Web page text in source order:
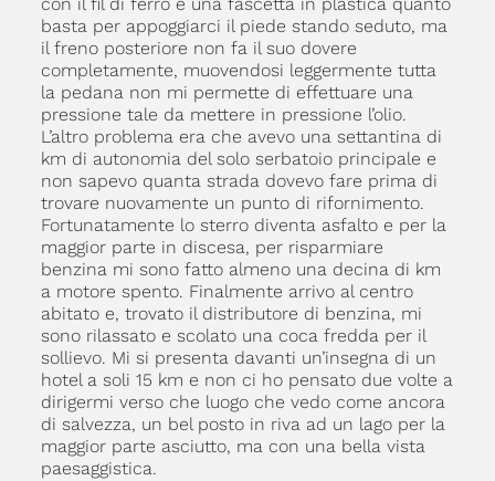
basta per appoggiarci il piede stando seduto, ma
il freno posteriore non fa il suo dovere
completamente, muovendosi leggermente tutta
la pedana non mi permette di effettuare una
pressione tale da mettere in pressione l’olio.
L’altro problema era che avevo una settantina di
km di autonomia del solo serbatoio principale e
non sapevo quanta strada dovevo fare prima di
trovare nuovamente un punto di rifornimento.
Fortunatamente lo sterro diventa asfalto e per la
maggior parte in discesa, per risparmiare
benzina mi sono fatto almeno una decina di km
a motore spento. Finalmente arrivo al centro
abitato e, trovato il distributore di benzina, mi
sono rilassato e scolato una coca fredda per il
sollievo. Mi si presenta davanti un’insegna di un
hotel a soli 15 km e non ci ho pensato due volte a
dirigermi verso che luogo che vedo come ancora
di salvezza, un bel posto in riva ad un lago per la
maggior parte asciutto, ma con una bella vista
paesaggistica.